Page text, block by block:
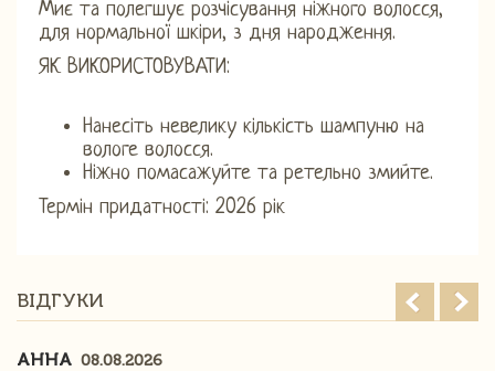
Миє та полегшує розчісування ніжного волосся,
для нормальної шкіри, з дня народження.
ЯК ВИКОРИСТОВУВАТИ:
Нанесіть невелику кількість шампуню на
вологе волосся.
Ніжно помасажуйте та ретельно змийте.
Термін придатності: 2026 рік
ВІДГУКИ
АННА 08.08.2026